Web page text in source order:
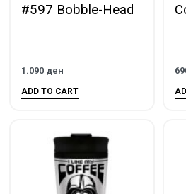
#597 Bobble-Head
1.090 ден
ADD TO CART